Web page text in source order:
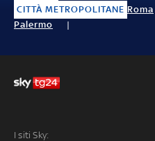
CITTÀ METROPOLITANE Roma
Palermo
I siti Sky: